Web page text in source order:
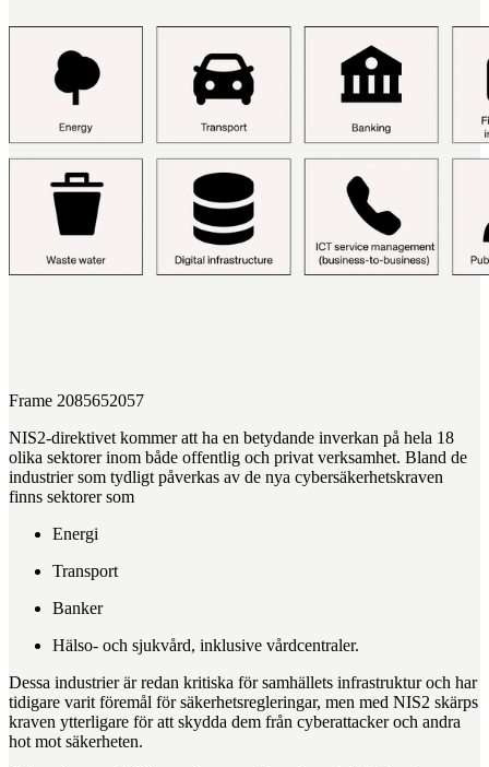
Frame 2085652057
NIS2-direktivet kommer att ha en betydande inverkan på hela 18
olika sektorer inom både offentlig och privat verksamhet. Bland de
industrier som tydligt påverkas av de nya cybersäkerhetskraven
finns sektorer som
Energi
Transport
Banker
Hälso- och sjukvård, inklusive vårdcentraler.
Dessa industrier är redan kritiska för samhällets infrastruktur och har
tidigare varit föremål för säkerhetsregleringar, men med NIS2 skärps
kraven ytterligare för att skydda dem från cyberattacker och andra
hot mot säkerheten.